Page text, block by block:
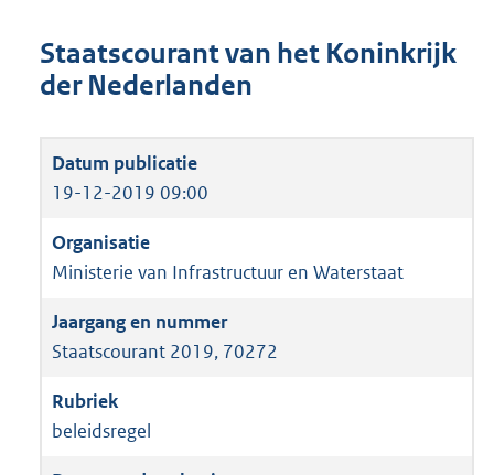
Staatscourant van het Koninkrijk
der Nederlanden
19-12-2019 09:00
Ministerie van Infrastructuur en Waterstaat
Staatscourant 2019, 70272
beleidsregel